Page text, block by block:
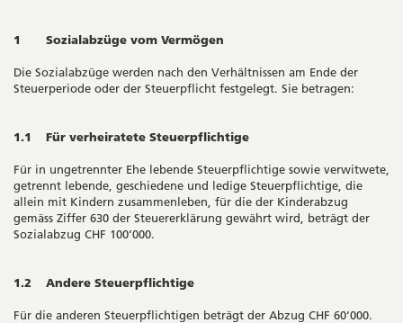
1 Sozialabzüge vom Vermögen
Die Sozialabzüge werden nach den Verhältnissen am Ende der
Steuerperiode oder der Steuerpflicht festgelegt. Sie betragen:
1.1 Für verheiratete Steuerpflichtige
Für in ungetrennter Ehe lebende Steuerpflichtige sowie verwitwete,
getrennt lebende, geschiedene und ledige Steuerpflichtige, die
allein mit Kindern zusammenleben, für die der Kinderabzug
gemäss Ziffer 630 der Steuererklärung gewährt wird, beträgt der
Sozialabzug CHF 100‘000.
1.2 Andere Steuerpflichtige
Für die anderen Steuerpflichtigen beträgt der Abzug CHF 60‘000.